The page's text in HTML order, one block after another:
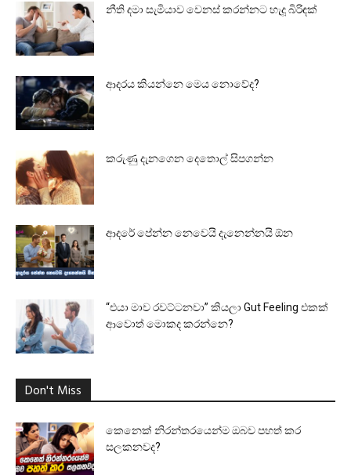
නීති දමා සැමියාව වෙනස් කරන්නට හැදූ බිරිඳක්
ආදරය කියන්නෙ මෙය නොවේද?
කරුණු දැනගෙන දෙතොල් සිපගන්න
ආදරේ පේන්න නෙවෙයි දැනෙන්නයි ඕන
“එයා මාව රවට්ටනවා” කියලා Gut Feeling එකක්
ආවොත් මොකද කරන්නෙ?
Don't Miss
කෙනෙක් නිරන්තරයෙන්ම ඔබව පහත් කර
සලකනවද?